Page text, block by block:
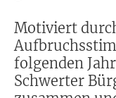
Motiviert
folgenden
Schwerter